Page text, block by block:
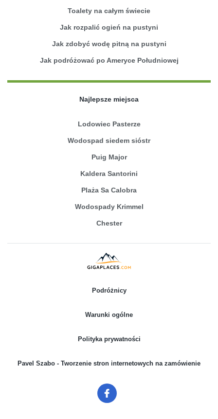
Toalety na całym świecie
Jak rozpalić ogień na pustyni
Jak zdobyć wodę pitną na pustyni
Jak podróżować po Ameryce Południowej
Najlepsze miejsca
Lodowiec Pasterze
Wodospad siedem sióstr
Puig Major
Kaldera Santorini
Plaża Sa Calobra
Wodospady Krimmel
Chester
Podróżnicy
Warunki ogólne
Polityka prywatności
Pavel Szabo - Tworzenie stron internetowych na zamówienie